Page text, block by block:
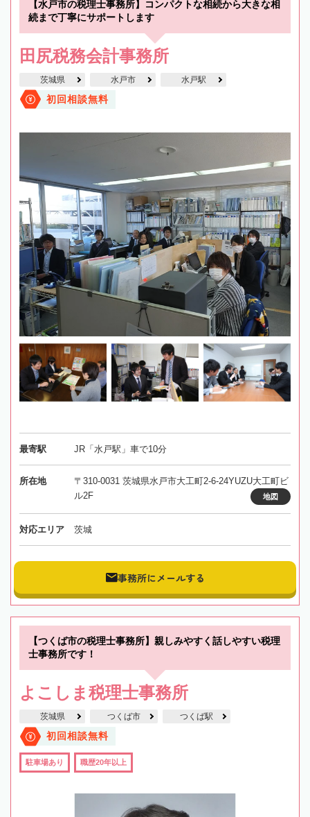
【水戸市の税理士事務所】コンパクトな相続から大きな相
続まで丁寧にサポートします
田尻税務会計事務所
茨城県 水戸市 水戸駅
初回相談無料
最寄駅 JR「水戸駅」車で10分
所在地
〒310-0031 茨城県水戸市大工町2-6-24YUZU大工町ビ
ル2F
地図
対応エリア 茨城
事務所にメールする
【つくば市の税理士事務所】親しみやすく話しやすい税理
士事務所です！
よこしま税理士事務所
茨城県 つくば市 つくば駅
初回相談無料
駐車場あり 職歴20年以上